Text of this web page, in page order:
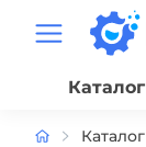
Каталог
Каталог